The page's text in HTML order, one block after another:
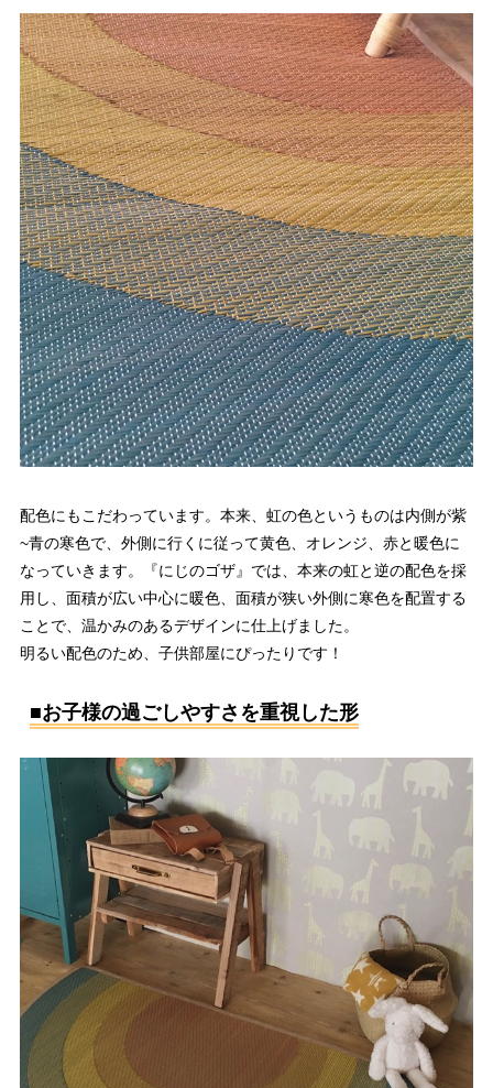
配色にもこだわっています。本来、虹の色というものは内側が紫
~青の寒色で、外側に行くに従って黄色、オレンジ、赤と暖色に
なっていきます。『にじのゴザ』では、本来の虹と逆の配色を採
用し、面積が広い中心に暖色、面積が狭い外側に寒色を配置する
ことで、温かみのあるデザインに仕上げました。
明るい配色のため、子供部屋にぴったりです！
■お子様の過ごしやすさを重視した形